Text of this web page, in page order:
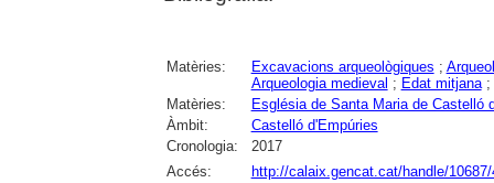
Matèries: Excavacions arqueològiques ;
Arqueologia medieval ; Edat mitjana;
Matèries:
Església de Santa Maria de Castelló
Àmbit:
Castelló d'Empúries
Cronologia:
2017
Accés:
http://calaix.gencat.cat/handle/10687/